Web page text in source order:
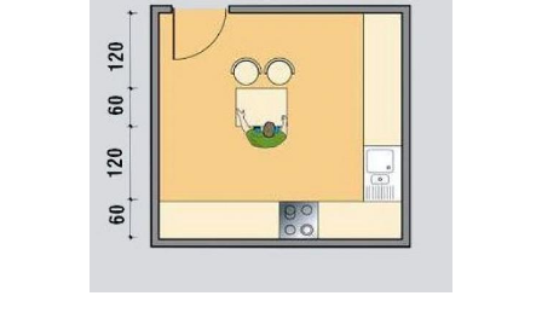
Остров из квадратных
модулей